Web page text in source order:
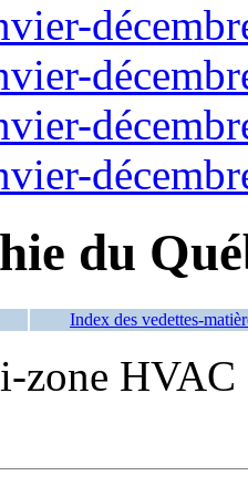
du
Index des vedettes-
zone